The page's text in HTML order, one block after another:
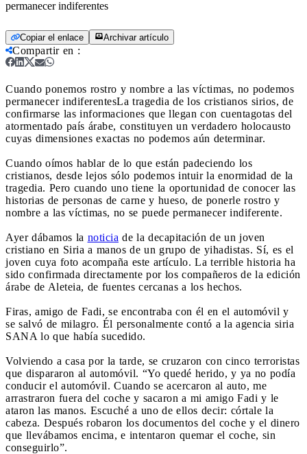
permanecer indiferentes
Copiar el enlace Archivar artículo
Compartir en :
Cuando ponemos rostro y nombre a las víctimas, no podemos
permanecer indiferentesLa tragedia de los cristianos sirios, de
confirmarse las informaciones que llegan con cuentagotas del
atormentado país árabe, constituyen un verdadero holocausto
cuyas dimensiones exactas no podemos aún determinar.
Cuando oímos hablar de lo que están padeciendo los
cristianos, desde lejos sólo podemos intuir la enormidad de la
tragedia. Pero cuando uno tiene la oportunidad de conocer las
historias de personas de carne y hueso, de ponerle rostro y
nombre a las víctimas, no se puede permanecer indiferente.
Ayer dábamos la noticia de la decapitación de un joven
cristiano en Siria a manos de un grupo de yihadistas. Sí, es el
joven cuya foto acompaña este artículo. La terrible historia ha
sido confirmada directamente por los compañeros de la edición
árabe de Aleteia, de fuentes cercanas a los hechos.
Firas, amigo de Fadi, se encontraba con él en el automóvil y
se salvó de milagro. Él personalmente contó a la agencia siria
SANA lo que había sucedido.
Volviendo a casa por la tarde, se cruzaron con cinco terroristas
que dispararon al automóvil. “Yo quedé herido, y ya no podía
conducir el automóvil. Cuando se acercaron al auto, me
arrastraron fuera del coche y sacaron a mi amigo Fadi y le
ataron las manos. Escuché a uno de ellos decir: córtale la
cabeza. Después robaron los documentos del coche y el dinero
que llevábamos encima, e intentaron quemar el coche, sin
conseguirlo”.